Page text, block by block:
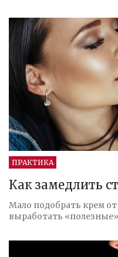
ПРАКТИКА
Как замедлить
Мало подобрать крем
выработать